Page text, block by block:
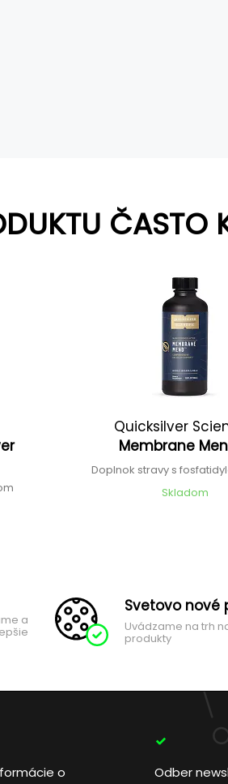
ČASTO
Quicksilver
Membrane
Doplnok stravy s
Skladom
a
Svetovo nové
Uvádzame na trh
produkty
o Odber